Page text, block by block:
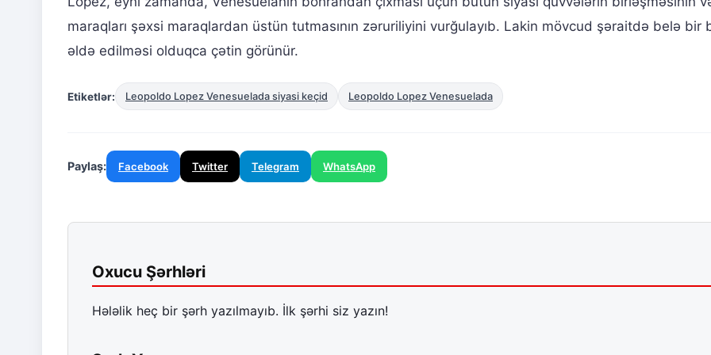
maraqları şəxsi maraqlardan üstün tutmasının zəruriliyini vurğulayıb. Lakin mövcud şəraitdə belə bir
əldə edilməsi olduqca çətin görünür.
Etiketlər: Leopoldo Lopez Venesuelada siyasi keçid Leopoldo Lopez Venesuelada
Paylaş: Facebook Twitter Telegram WhatsApp
Oxucu Şərhləri
Hələlik heç bir şərh yazılmayıb. İlk şərhi siz yazın!